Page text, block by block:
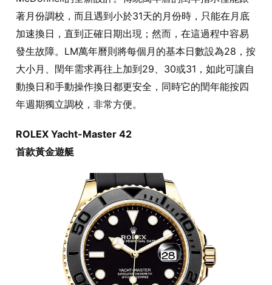
著月份調校，而且遇到小於31天的月份時，只能在月底
加速換日，直到正確日期出現；然而，在這過程中容易
發生故障。LM萬年曆則將每個月的基本日數設為28，按
大小月、閏年需求再往上加到29、30或31，如此可讓自
動換日和手動操作換日都更安全，同時它的閏年能按四
年週期獨立調校，非常方便。
ROLEX Yacht-Master 42
首款黃金遊艇